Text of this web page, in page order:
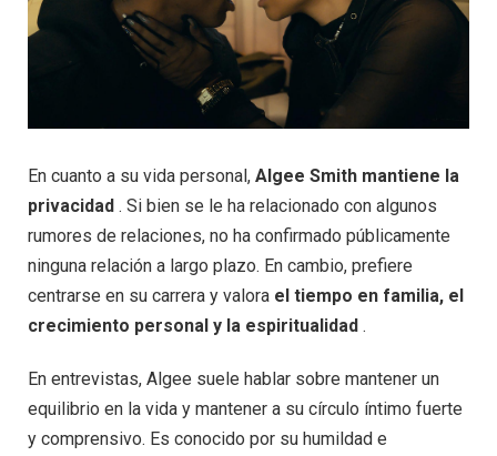
En cuanto a su vida personal, Algee Smith mantiene la
privacidad . Si bien se le ha relacionado con algunos
rumores de relaciones, no ha confirmado públicamente
ninguna relación a largo plazo. En cambio, prefiere
centrarse en su carrera y valora el tiempo en familia, el
crecimiento personal y la espiritualidad .
En entrevistas, Algee suele hablar sobre mantener un
equilibrio en la vida y mantener a su círculo íntimo fuerte
y comprensivo. Es conocido por su humildad e